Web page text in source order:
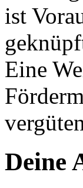
ist
Eine
Deine